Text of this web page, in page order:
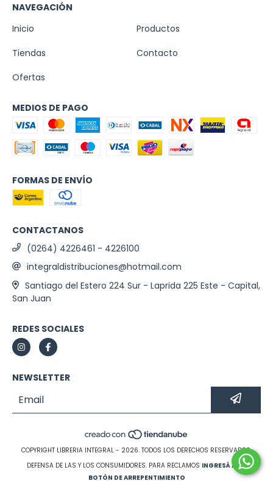
NAVEGACIÓN
Inicio
Productos
Tiendas
Contacto
Ofertas
MEDIOS DE PAGO
FORMAS DE ENVÍO
CONTACTANOS
(0264) 4226461 - 4226100
integraldistribuciones@hotmail.com
Santiago del Estero 224 Sur - Laprida 225 Este - Capital,
San Juan
REDES SOCIALES
NEWSLETTER
COPYRIGHT LIBRERIA INTEGRAL - 2026. TODOS LOS DERECHOS RESERVADOS.
DEFENSA DE LAS Y LOS CONSUMIDORES. PARA RECLAMOS INGRESÁ ACÁ.
BOTÓN DE ARREPENTIMIENTO